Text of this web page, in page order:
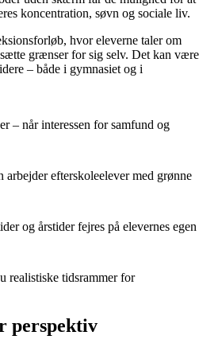
koncentration, søvn og sociale liv.
hvor eleverne taler om
grænser for sig selv. Det kan være
– både i gymnasiet og i
– når interessen for samfund og
efterskoleelever med grønne
og årstider fejres på elevernes egen
realistiske tidsrammer for
perspektiv